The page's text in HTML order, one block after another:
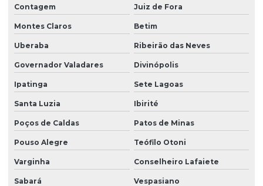
Montadora de canteiro de obra com refeitório em pr
Montadora de canteiro de obra com vestiário
Montadora de canteiro de obras em curitiba
Montadora de canteiro de obras em paraná
Montadora de escritório para canteiro de obra
Montadora de refeitório para canteiro de obra
Montadora de refeitório para canteiro de obra em pr
Contagem Juiz de Fora
Montes Claros Betim
Uberaba Ribeirão das Neves
Governador Valadares Divinópolis
Ipatinga Sete Lagoas
Santa Luzia Ibirité
Poços de Caldas Patos de Minas
Pouso Alegre Teófilo Otoni
Varginha Conselheiro Lafaiete
Sabará Vespasiano